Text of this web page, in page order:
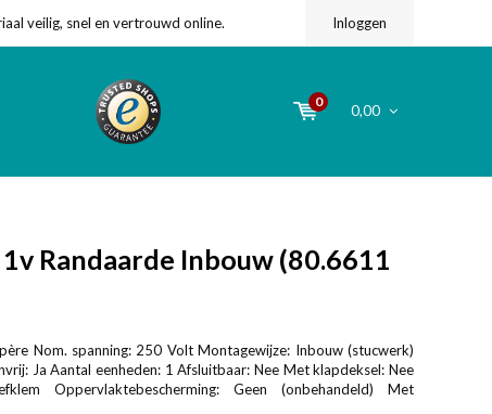
veilig, snel en vertrouwd online. Inloggen
0
0,00
Randaarde Inbouw (80.6611
Nom. spanning: 250 Volt Montagewijze: Inbouw (stucwerk)
Ja Aantal eenheden: 1 Afsluitbaar: Nee Met klapdeksel: Nee
Oppervlaktebescherming: Geen (onbehandeld) Met